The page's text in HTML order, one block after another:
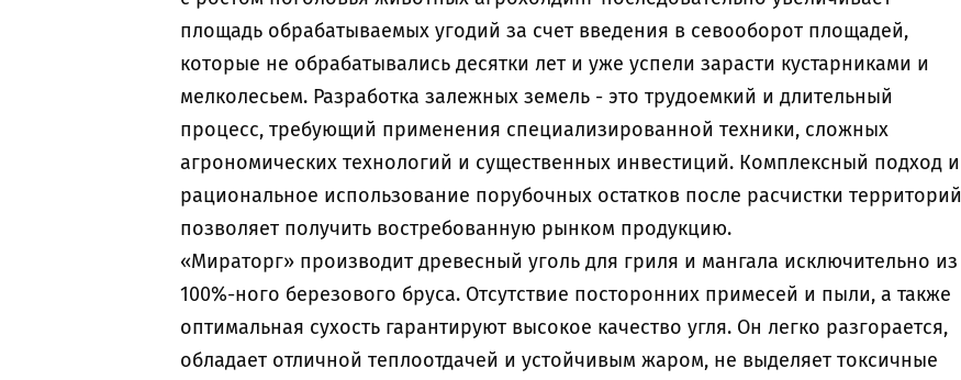
площадь обрабатываемых угодий за счет введения в севооборот площадей,
которые не обрабатывались десятки лет и уже успели зарасти кустарниками и
мелколесьем. Разработка залежных земель - это трудоемкий и длительный
процесс, требующий применения специализированной техники, сложных
агрономических технологий и существенных инвестиций. Комплексный подход и
рациональное использование порубочных остатков после расчистки территорий
позволяет получить востребованную рынком продукцию.
«Мираторг» производит древесный уголь для гриля и мангала исключительно из
100%-ного березового бруса. Отсутствие посторонних примесей и пыли, а также
оптимальная сухость гарантируют высокое качество угля. Он легко разгорается,
обладает отличной теплоотдачей и устойчивым жаром, не выделяет токсичные